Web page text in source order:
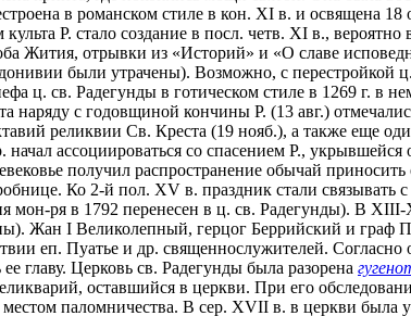
в романском стиле в кон. XI в. и освящена
Р. стало создание в посл. четв. XI в.,
Жития, отрывки из «Историй» и «О славе
были утрачены). Возможно, с перестройкой
ц. cв. Радегунды в готическом стиле в 1269 г. в
с годовщиной кончины Р. (13 авг.)
реликвии Св. Креста (19 нояб.), а также еще
ассоциироваться со спасением Р.,
получил распространение обычай
Ко 2-й пол. XV в. праздник стали
мон-ря в 1792 перенесен в ц. cв. Радегунды). В
Жан I Великолепный, герцог Беррийский и
еп. Пуатье и др. священнослужителей.
главу. Церковь св. Радегунды была разорена
оставшийся в церкви. При его
паломничества. В сер. XVII в. в церкви была